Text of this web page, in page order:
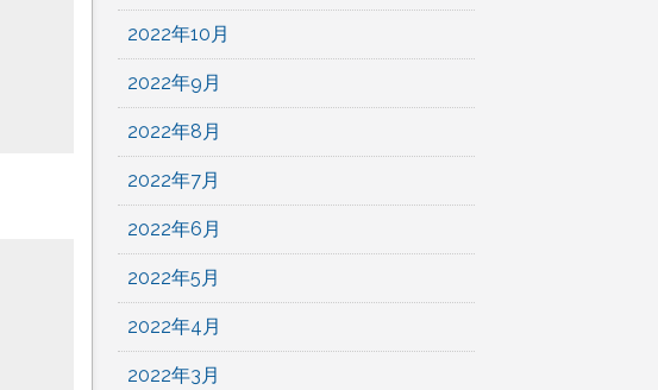
2022年10月
2022年9月
2022年8月
2022年7月
2022年6月
2022年5月
2022年4月
2022年3月